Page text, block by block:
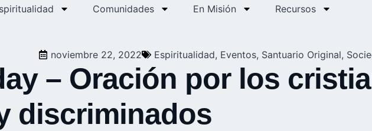
Comunidades En Misión Recursos
noviembre 22, 2022 Espiritualidad, Eventos, Santuario Original,
– Oración por los
discriminados